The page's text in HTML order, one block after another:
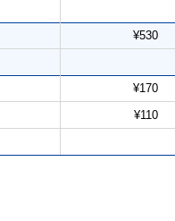
¥530
¥170
¥110